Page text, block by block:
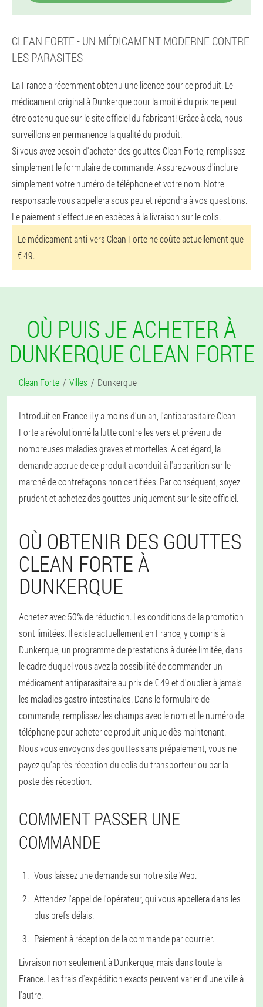
CLEAN FORTE - UN MÉDICAMENT MODERNE CONTRE
LES PARASITES
La France a récemment obtenu une licence pour ce produit. Le
médicament original à Dunkerque pour la moitié du prix ne peut
être obtenu que sur le site officiel du fabricant! Grâce à cela, nous
surveillons en permanence la qualité du produit.
Si vous avez besoin d'acheter des gouttes Clean Forte, remplissez
simplement le formulaire de commande. Assurez-vous d'inclure
simplement votre numéro de téléphone et votre nom. Notre
responsable vous appellera sous peu et répondra à vos questions.
Le paiement s'effectue en espèces à la livraison sur le colis.
Le médicament anti-vers Clean Forte ne coûte actuellement que
€ 49.
OÙ PUIS JE ACHETER À
DUNKERQUE CLEAN FORTE
Clean Forte Villes Dunkerque
Introduit en France il y a moins d'un an, l'antiparasitaire Clean
Forte a révolutionné la lutte contre les vers et prévenu de
nombreuses maladies graves et mortelles. A cet égard, la
demande accrue de ce produit a conduit à l'apparition sur le
marché de contrefaçons non certifiées. Par conséquent, soyez
prudent et achetez des gouttes uniquement sur le site officiel.
OÙ OBTENIR DES GOUTTES
CLEAN FORTE À
DUNKERQUE
Achetez avec 50% de réduction. Les conditions de la promotion
sont limitées. Il existe actuellement en France, y compris à
Dunkerque, un programme de prestations à durée limitée, dans
le cadre duquel vous avez la possibilité de commander un
médicament antiparasitaire au prix de € 49 et d'oublier à jamais
les maladies gastro-intestinales. Dans le formulaire de
commande, remplissez les champs avec le nom et le numéro de
téléphone pour acheter ce produit unique dès maintenant.
Nous vous envoyons des gouttes sans prépaiement, vous ne
payez qu'après réception du colis du transporteur ou par la
poste dès réception.
COMMENT PASSER UNE
COMMANDE
Vous laissez une demande sur notre site Web.
Attendez l'appel de l'opérateur, qui vous appellera dans les
plus brefs délais.
Paiement à réception de la commande par courrier.
Livraison non seulement à Dunkerque, mais dans toute la
France. Les frais d'expédition exacts peuvent varier d'une ville à
l'autre.